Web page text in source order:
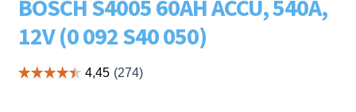
BOSCH S4005 60AH ACCU, 540A,
12V (0 092 S40 050)